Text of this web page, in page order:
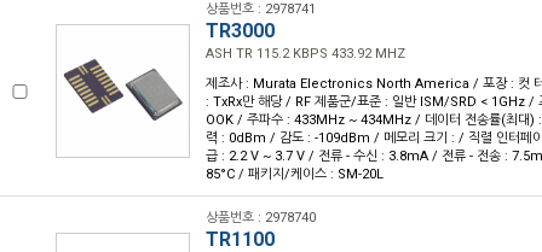
상품번호 : 2978741
TR3000
ASH TR 115.2 KBPS 433.92 MHZ
제조사 : Murata Electronics North America / 포장 : 컷
: TxRx만 해당 / RF 제품군/표준 : 일반 ISM/SRD < 1GHz /
OOK / 주파수 : 433MHz ~ 434MHz / 데이터 전송률(최대
력 : 0dBm / 감도 : -109dBm / 메모리 크기 : / 직렬 인터페
급 : 2.2 V ~ 3.7 V / 전류 - 수신 : 3.8mA / 전류 - 전송 :
85°C / 패키지/케이스 : SM-20L
상품번호 : 2978740
TR1100